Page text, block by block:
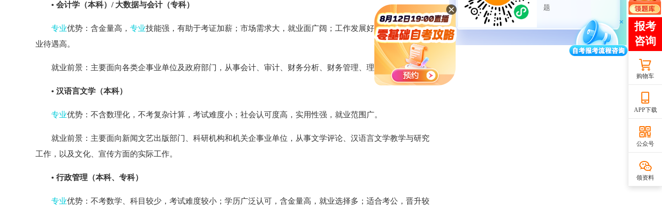
• 会计学（本科）/ 大数据与会计（专科）
专业优势：含金量高， 专业技能强，有助于考证加薪；市场需求大，就业面广阔；工作发展好，工作稳定，职
业待遇高。
就业前景：主要面向各类企事业单位及政府部门，从事会计、审计、财务分析、财务管理、理财咨询等工作。
• 汉语言文学（本科）
专业优势：不含数理化，不考复杂计算，考试难度小；社会认可度高，实用性强，就业范围广。
就业前景：主要面向新闻文艺出版部门、科研机构和机关企事业单位，从事文学评论、汉语言文学教学与研究
工作，以及文化、宣传方面的实际工作。
• 行政管理（本科、专科）
专业优势：不考数学、科目较少，考试难度较小； 学历广泛认可，含金量高，就业选择多；适合考公，晋升较
题
购物车
APP下载
公众号
领资料